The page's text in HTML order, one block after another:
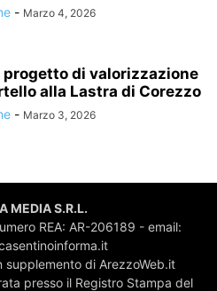
- Marzo 4, 2026
progetto di valorizzazione
alla Lastra di Corezzo
- Marzo 3, 2026
MEDIA S.R.L.
REA: AR-206189 - email:
supplemento di ArezzoWeb.it
presso il Registro Stampa del